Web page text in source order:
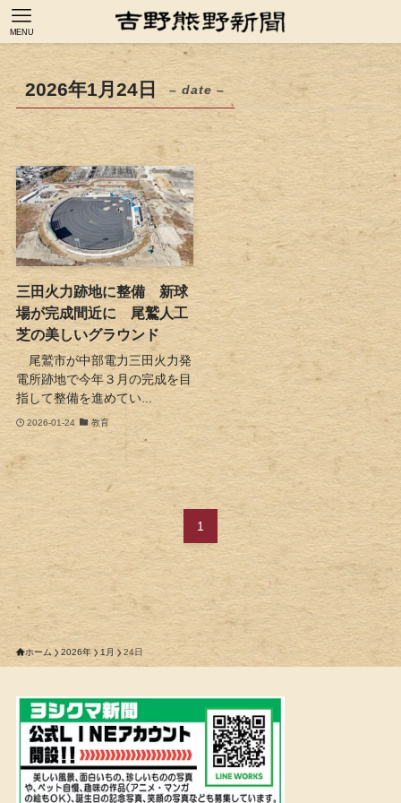
MENU
2026年1月24日 – date –
三田火力跡地に整備 新球
場が完成間近に 尾鷲人工
芝の美しいグラウンド
尾鷲市が中部電力三田火力発
電所跡地で今年３月の完成を目
指して整備を進めてい...
2026-01-24 教育
1
ホーム 2026年 1月 24日